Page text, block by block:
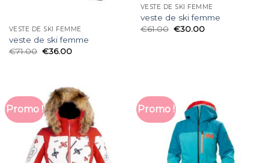
VESTE DE SKI FEMME
veste de ski femme
€71.00 €36.00
VESTE DE SKI FEMME
veste de ski femme
€61.00 €30.00
Promo ! Promo !